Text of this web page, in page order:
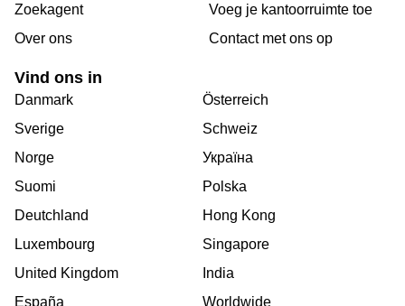
Zoekagent
Over ons
Voeg je kantoorruimte toe
Сontact met ons op
Vind ons in
Danmark
Sverige
Norge
Suomi
Deutchland
Luxembourg
United Kingdom
España
Österreich
Schweiz
Україна
Polska
Hong Kong
Singapore
India
Worldwide